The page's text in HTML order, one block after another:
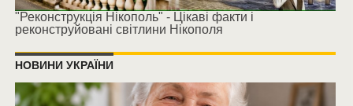
"Реконструкція Нікополь" - Цікаві факти і
реконструйовані світлини Нікополя
НОВИНИ УКРАЇНИ